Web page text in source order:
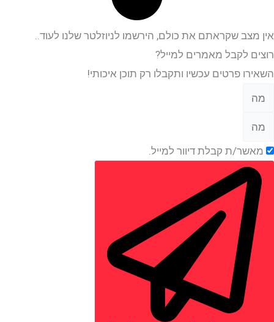
אין מצב שקראתם את כולם, הירשמו לניוזלטר שלנו לעוד..
רוצים לקבל מאמרים למייל?
השאירו פרטים עכשיו ותקבלו רק תוכן איכותי!
מאשר/ת קבלת דיוור למייל.